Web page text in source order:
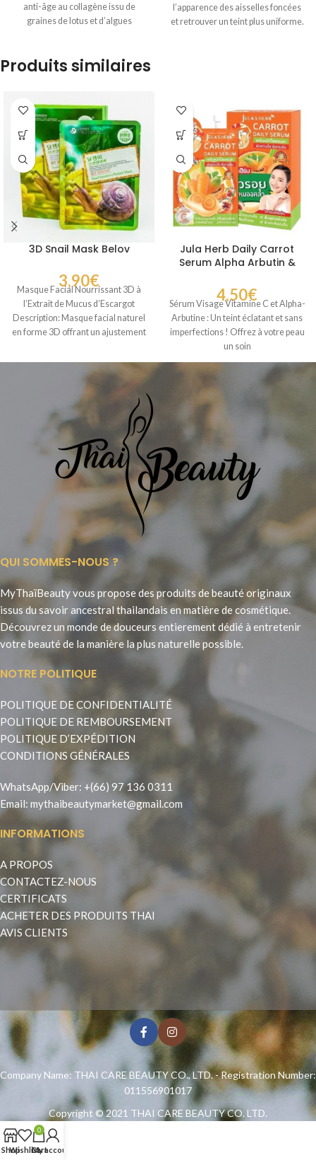
anti-âge au collagène issu de
graines de lotus et d’algues
l’apparence des aisselles foncées
et retrouver un teint plus uniforme.
Produits similaires
3D Snail Mask Belov
3,90€
Masque Facial Nourrissant 3D à
l’Extrait de Mucus d’Escargot
Description: Masque facial naturel
en forme 3D offrant un ajustement
Jula Herb Daily Carrot
Serum Alpha Arbutin &
4,50€
Sérum Visage Vitamine C et Alpha-
Arbutine : Un teint éclatant et sans
imperfections ! Offrez à votre peau
un soin
QUI SOMMES-NOUS ?
MyThaïBeauty vous propose des produits de beauté originaux
issus du savoir ancestral thailandais en matière de cosmétique.
Découvrez un monde de douceurs entierement dédié à entretenir
votre beauté de la manière la plus naturelle possible.
NOTRE POLITIQUE
POLITIQUE DE CONFIDENTIALITÉ
POLITIQUE DE REMBOURSEMENT
POLITIQUE D’EXPÉDITION
CONDITIONS GÉNÉRALES
WhatsApp/Viber: +(66) 97 136 0311
Email: mythaibeautymarket@gmail.com
INFORMATIONS
A PROPOS
CONTACTEZ-NOUS
CERTIFICATS
ACHETER DES PRODUITS THAI
AVIS CLIENTS
Company Name: THAI CARE BEAUTY CO., LTD. - Registration Number:
011556901017
Copyright © 2021 THAI CARE BEAUTY CO. LTD.
ShopWishlist
0
Cart
My account